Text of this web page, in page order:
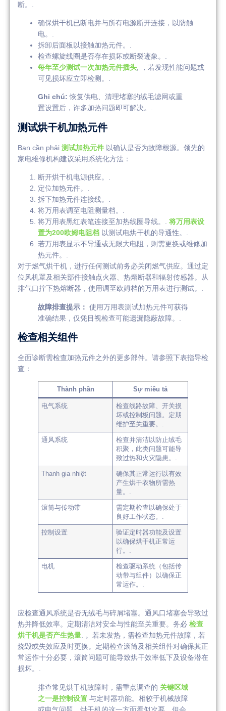
断。.
确保烘干机已断电并与所有电源断开连接，以防触
电。.
拆卸后面板以接触加热元件。.
检查螺旋线圈是否存在损坏或断裂迹象。.
每年至少测试一次加热元件插头, ，若发现性能问题或
可见损坏应立即检测。.
Ghi chú: 恢复供电、清理堵塞的绒毛滤网或重
置设置后，许多加热问题即可解决。.
测试烘干机加热元件
Bạn cần phải 测试加热元件 以确认是否为故障根源。领先的
家电维修机构建议采用系统化方法：
断开烘干机电源供应。.
定位加热元件。.
拆下加热元件连接线。.
将万用表调至电阻测量档。.
将万用表黑红表笔连接至加热线圈导线。. 将万用表设
置为200欧姆电阻档 以测试电烘干机的导通性。.
若万用表显示不导通或无限大电阻，则需更换或维修加
热元件。.
对于燃气烘干机，进行任何测试前务必关闭燃气供应。通过定
位风机罩及相关部件接触点火器、热熔断器和辐射传感器。从
排气口拧下热熔断器，使用调至欧姆档的万用表进行测试。.
故障排查提示： 使用万用表测试加热元件可获得
准确结果，仅凭目视检查可能遗漏隐蔽故障。.
检查相关组件
全面诊断需检查加热元件之外的更多部件。请参照下表指导检
查：
Thành phần Sự miêu tả
电气系统
检查线路故障、开关损
坏或控制板问题。定期
维护至关重要。.
通风系统
检查并清洁以防止绒毛
积聚，此类问题可能导
致过热和火灾隐患。.
Thanh gia nhiệt
确保其正常运行以有效
产生烘干衣物所需热
量。.
滚筒与传动带
需定期检查以确保处于
良好工作状态。.
控制设置
验证定时器功能及设置
以确保烘干机正常运
行。.
电机
检查驱动系统（包括传
动带与组件）以确保正
常运作。.
应检查通风系统是否无绒毛与碎屑堵塞。通风口堵塞会导致过
热并降低效率。定期清洁对安全与性能至关重要。务必 检查
烘干机是否产生热量. 。若未发热，需检查加热元件故障，若
烧毁或失效应及时更换。定期检查滚筒及相关组件对确保其正
常运作十分必要，滚筒问题可能导致烘干效率低下及设备潜在
损坏。.
排查常见烘干机故障时，需重点调查的 关键区域
之一是控制设置 与定时器功能。相较于机械故障
或电气问题，烘干机的这一方面看似次要，但会